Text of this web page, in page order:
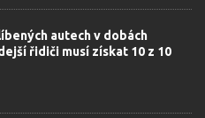
autech v dobách
řidiči musí získat 10 z 10